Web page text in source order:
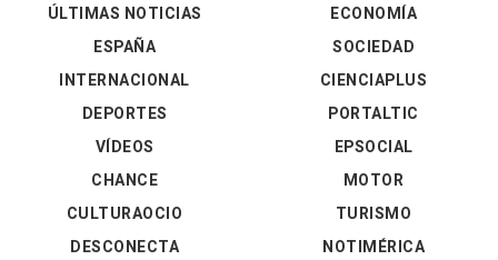
ÚLTIMAS NOTICIAS
ESPAÑA
INTERNACIONAL
DEPORTES
VÍDEOS
ECONOMÍA
SOCIEDAD
CIENCIAPLUS
PORTALTIC
EPSOCIAL
CHANCE
CULTURAOCIO
DESCONECTA
MOTOR
TURISMO
NOTIMÉRICA